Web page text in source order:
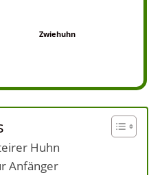
Zwiehuhn
Huhn
Anfänger